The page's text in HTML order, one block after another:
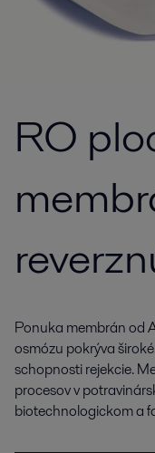
RO
Ponuka membrán od
osmózu pokrýva
schopnosti rejekcie.
procesov v
biotechnologickom a